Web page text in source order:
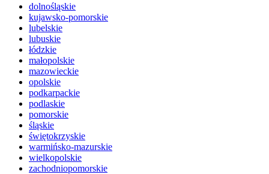
dolnośląskie
kujawsko-pomorskie
lubelskie
lubuskie
łódzkie
małopolskie
mazowieckie
opolskie
podkarpackie
podlaskie
pomorskie
śląskie
świętokrzyskie
warmińsko-mazurskie
wielkopolskie
zachodniopomorskie